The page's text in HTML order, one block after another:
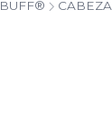
BUFF® CABEZA